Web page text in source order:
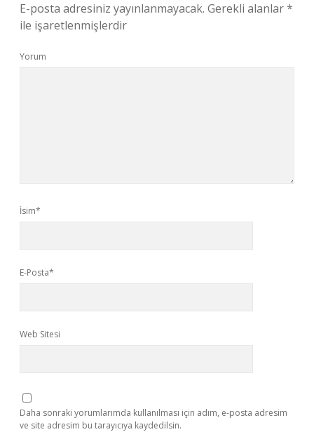
E-posta adresiniz yayınlanmayacak. Gerekli alanlar*
ile işaretlenmişlerdir
Yorum
İsim*
E-Posta*
Web Sitesi
Daha sonraki yorumlarımda kullanılması için adım, e-posta adresim
ve site adresim bu tarayıcıya kaydedilsin.